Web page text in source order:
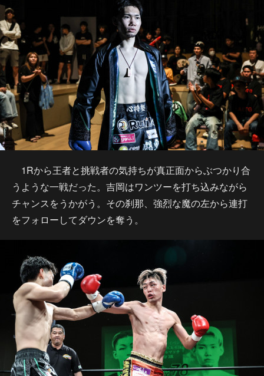
1Rから王者と挑戦者の気持ちが真正面からぶつかり合
うような一戦だった。吉岡はワンツーを打ち込みながら
チャンスをうかがう。その刹那、強烈な魔の左から連打
をフォローしてダウンを奪う。